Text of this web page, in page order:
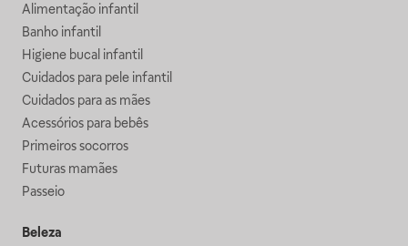
Alimentação infantil
Banho infantil
Higiene bucal infantil
Cuidados para pele infantil
Cuidados para as mães
Acessórios para bebês
Primeiros socorros
Futuras mamães
Passeio
Beleza